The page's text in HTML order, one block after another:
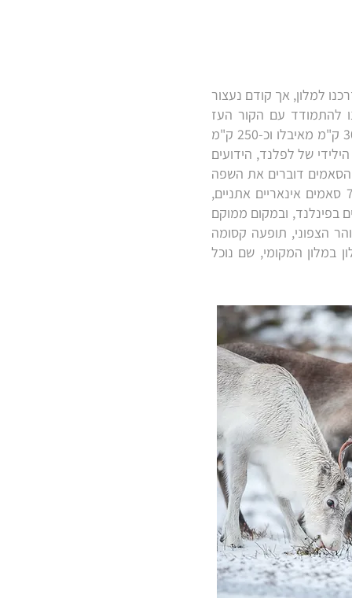
למלון, אך קודם נעצור
להתמודד עם הקור העז
במהלך כל הטיול. לאחר ההתארגנות וארוחת הצהריים, נצא בנסיעה צפונה לעבר סאריסלקה, כ-30 ק"מ מאיבלו וכ-250 ק"מ
של לפלנד, הידועים
הסאמים דוברים את השפה
הסאמי אינארית (Aanaar), שהיא חלק מקבוצת השפות הסאמיות המזרחיות. כיום, יש כ-700-900 סאמים אינאריים אתניים,
בפינלנד, ובמקום ממוקם
הצפוני, תופעה קסומה
במלון המקומי, שם נוכל